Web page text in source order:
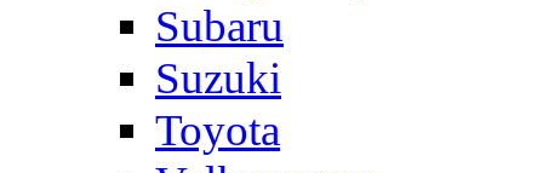
Subaru
Suzuki
Toyota